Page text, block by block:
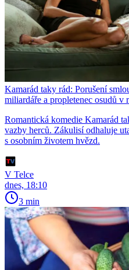
Kamarád taky rád: Porušení
miliardáře a propletenec osudů v
Romantická komedie Kamarád
vazby herců. Zákulisí odhaluje
s osobním životem hvězd.
V Telce
dnes, 18:10
3 min